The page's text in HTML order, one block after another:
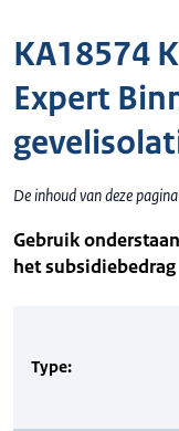
KA18574
Expert
De inhoud van deze
Gebruik
het subsidiebedrag
Type: